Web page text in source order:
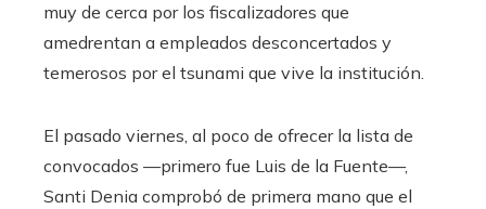
muy de cerca por los fiscalizadores que
amedrentan a empleados desconcertados y
temerosos por el tsunami que vive la institución.
El pasado viernes, al poco de ofrecer la lista de
convocados —primero fue Luis de la Fuente—,
Santi Denia comprobó de primera mano que el